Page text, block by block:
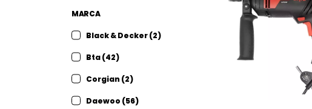
MARCA
Black & Decker (2)
Bta (42)
Corgian (2)
Daewoo (56)